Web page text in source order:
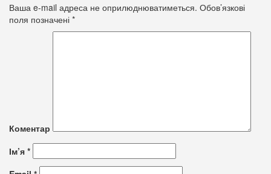
Ваша e-mail адреса не оприлюднюватиметься. Обов’язкові
поля позначені *
Коментар
Ім’я *